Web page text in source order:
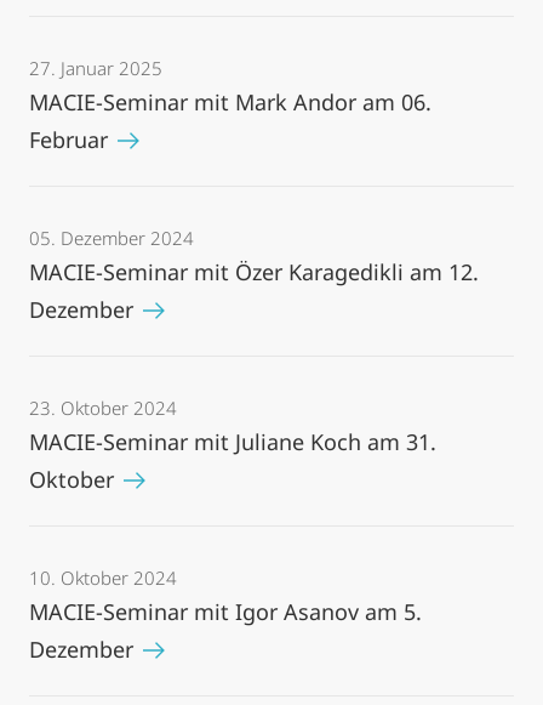
27. Januar 2025
MACIE-Seminar mit Mark Andor am 06.
Februar
05. Dezember 2024
MACIE-Seminar mit Özer Karagedikli am 12.
Dezember
23. Oktober 2024
MACIE-Seminar mit Juliane Koch am 31.
Oktober
10. Oktober 2024
MACIE-Seminar mit Igor Asanov am 5.
Dezember